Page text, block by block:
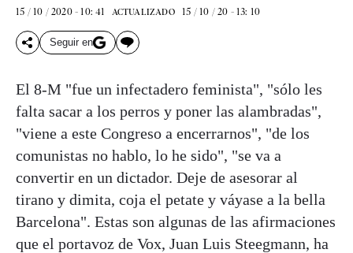
15 / 10 / 2020 - 10: 41 ACTUALIZADO 15 / 10 / 20 - 13: 10
Seguir en
El 8-M "fue un infectadero feminista", "sólo les
falta sacar a los perros y poner las alambradas",
"viene a este Congreso a encerrarnos", "de los
comunistas no hablo, lo he sido", "se va a
convertir en un dictador. Deje de asesorar al
tirano y dimita, coja el petate y váyase a la bella
Barcelona". Estas son algunas de las afirmaciones
que el portavoz de Vox, Juan Luis Steegmann, ha